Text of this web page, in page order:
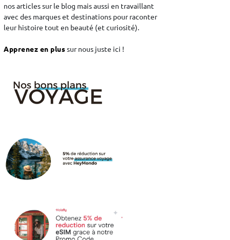
nos articles sur le blog mais aussi en travaillant
avec des marques et destinations pour raconter
leur histoire tout en beauté (et curiosité).
Apprenez en plussur nous juste ici !